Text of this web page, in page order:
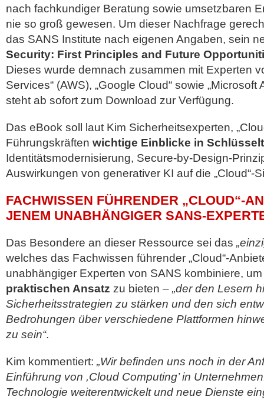
nach fachkundiger Beratung sowie umsetzbaren
nie so groß gewesen. Um dieser Nachfrage
das SANS Institute nach eigenen Angaben, sein
Security: First Principles and Future
Dieses wurde demnach zusammen mit Experten
Services“ (AWS), „Google Cloud“ sowie „Microsoft
steht ab sofort zum Download zur Verfügung.
Das eBook soll laut Kim Sicherheitsexperten,
Führungskräften wichtige Einblicke in
Identitätsmodernisierung, Secure-by-Design-
Auswirkungen von generativer KI auf die „Cloud“-
FACHWISSEN FÜHRENDER „CLOUD“-
JENEM UNABHÄNGIGER SANS-
Das Besondere an dieser Ressource sei das
welches das Fachwissen führender „Cloud“-
unabhängiger Experten von SANS kombiniere,
praktischen Ansatz zu bieten – „der den Lesern
Sicherheitsstrategien zu stärken und den sich
Bedrohungen über verschiedene Plattformen
zu sein“.
Kim kommentiert: „Wir befinden uns noch in der
Einführung von ,Cloud Computing’ in
Technologie weiterentwickelt und neue Dienste